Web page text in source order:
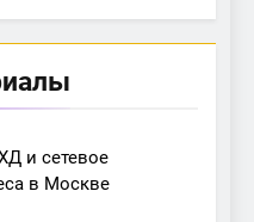
и сетевое
в Москве